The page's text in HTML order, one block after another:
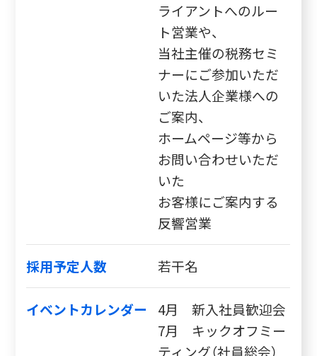
ライアントへのルー
ト営業や、
当社主催の税務セミ
ナーにご参加いただ
いた法人企業様への
ご案内、
ホームページ等から
お問い合わせいただ
いた
お客様にご案内する
反響営業
採用予定人数 若干名
イベントカレンダー
4月 新入社員歓迎会
7月 キックオフミー
ティング（社員総会）